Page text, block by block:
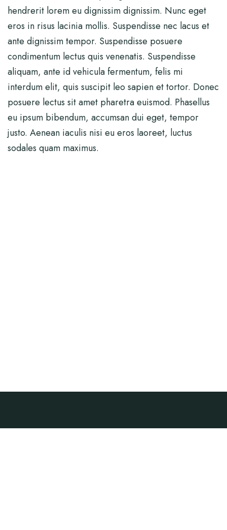
hendrerit lorem eu dignissim dignissim. Nunc eget
eros in risus lacinia mollis. Suspendisse nec lacus et
ante dignissim tempor. Suspendisse posuere
condimentum lectus quis venenatis. Suspendisse
aliquam, ante id vehicula fermentum, felis mi
interdum elit, quis suscipit leo sapien et tortor. Donec
posuere lectus sit amet pharetra euismod. Phasellus
eu ipsum bibendum, accumsan dui eget, tempor
justo. Aenean iaculis nisi eu eros laoreet, luctus
sodales quam maximus.